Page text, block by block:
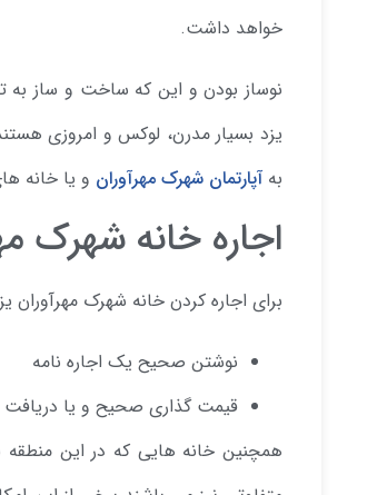
خواهد داشت.
نوساز بودن و این که ساخت و ساز به
یزد بسیار مدرن، لوکس و امروزی
به آپارتمان شهرک مهرآوران و یا خانه
اجاره خانه شهرک
برای اجاره کردن خانه شهرک مهرآوران
نوشتن صحیح یک اجاره نامه
قیمت گذاری صحیح و یا
همچنین خانه هایی که در این منطقه